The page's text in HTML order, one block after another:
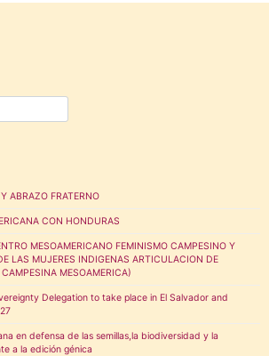
ABRAZO FRATERNO
CON HONDURAS
MESOAMERICANO FEMINISMO CAMPESINO Y
LAS MUJERES INDIGENAS ARTICULACION DE
MESOAMERICA)
Delegation to take place in El Salvador and
en defensa de las semillas,la biodiversidad y la
a la edición génica